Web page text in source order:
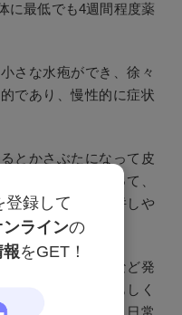
に最低でも4週間程度薬
さな水疱ができ、徐々
であり、慢性的に症状
とかさぶたになって皮
の皮膚が赤くなって、
ど痛み症状を合併しや
、扁桃炎や虫歯など発
の根本的治療、もしく
の接触を避ける、日常
登録して
ラインの
をGET！